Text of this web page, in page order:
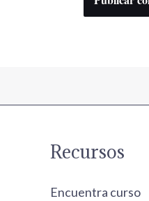
Recursos
Encuentra curso